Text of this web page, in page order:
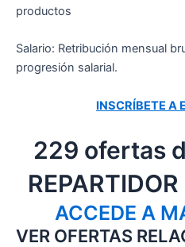
productos
Salario: Retribución mensual
progresión salarial.
INSCRÍBETE A
229 ofertas
ACCEDE A
VER OFERTAS